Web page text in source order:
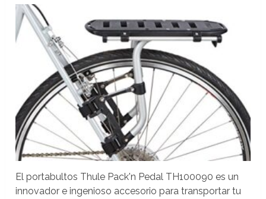
El portabultos Thule Pack'n Pedal TH100090 es un
innovador e ingenioso accesorio para transportar tu